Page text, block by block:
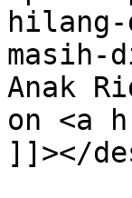
masih-
Anak
on <a
]]></